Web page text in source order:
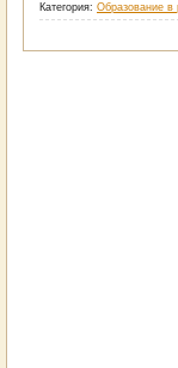
Категория: Образование в